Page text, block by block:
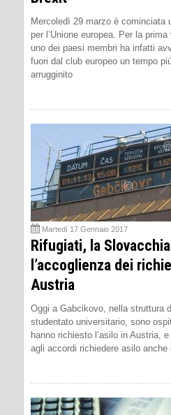
Mercoledì 29 marzo è cominciata
per l’Unione europea. Per la
uno dei paesi membri ha infatti
fuori dal club europeo un tempo
arrugginito
Martedì 17 Gennaio 2017
Rifugiati, la
l’accoglienza dei
Austria
Oggi a Gabcikovo, nella struttura
studentato universitario, sono
hanno richiesto l’asilo in Austria,
agli accordi richiedere asilo anche